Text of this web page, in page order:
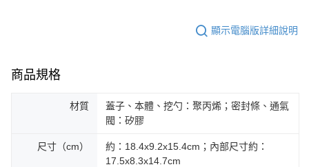
顯示電腦版詳細說明
商品規格
材質
蓋子、本體、挖勺：聚丙烯；密封條、通氣
閥：矽膠
尺寸（cm）
約：18.4x9.2x15.4cm；內部尺寸約：
17.5x8.3x14.7cm